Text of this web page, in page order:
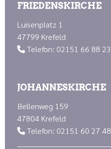
FRIEDENSKIRCHE
Luisenplatz 1
47799 Krefeld
 Telefon: 02151 66 88 23
JOHANNESKIRCHE
Bellenweg 159
47804 Krefeld
 Telefon: 02151 60 27 48